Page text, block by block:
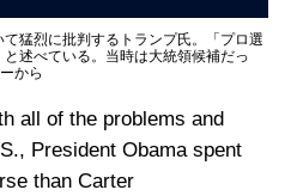
猛烈に批判するトランプ氏。「プロ選
述べている。当時は大統領候補だっ
から
all of the problems and
President Obama spent
than Carter